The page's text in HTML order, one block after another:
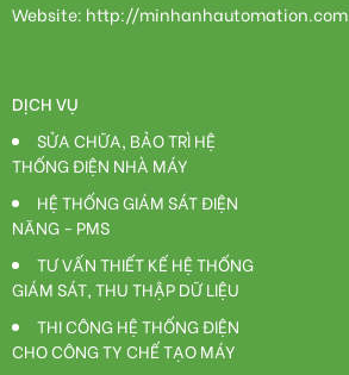
Website: http://minhanhautomation.com
DỊCH VỤ
SỬA CHỮA, BẢO TRÌ HỆ
THỐNG ĐIỆN NHÀ MÁY
HỆ THỐNG GIÁM SÁT ĐIỆN
NĂNG - PMS
TƯ VẤN THIẾT KẾ HỆ THỐNG
GIÁM SÁT, THU THẬP DỮ LIỆU
THI CÔNG HỆ THỐNG ĐIỆN
CHO CÔNG TY CHẾ TẠO MÁY